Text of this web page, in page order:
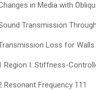
in Media with
Transmission
Loss for Walls
Region I: Stiffness-
Resonant Frequency 111